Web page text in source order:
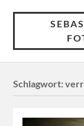
Schlagwort: